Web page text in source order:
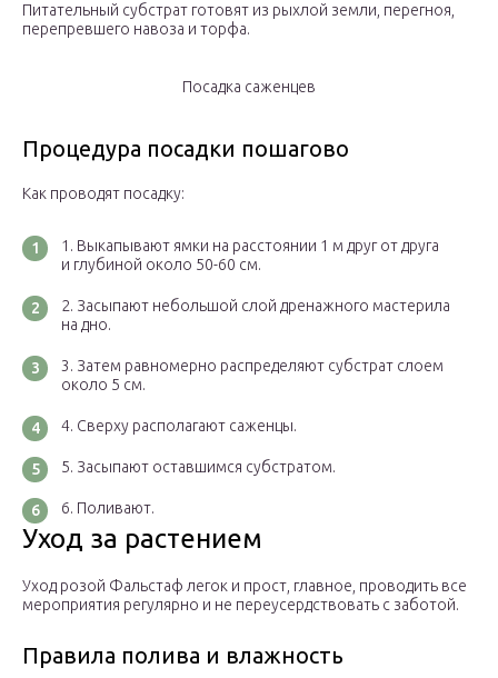
Питательный субстрат готовят из рыхлой земли, перегноя,
перепревшего навоза и торфа.
Посадка саженцев
Процедура посадки пошагово
Как проводят посадку:
Выкапывают ямки на расстоянии 1 м друг от друга
и глубиной около 50-60 см.
Засыпают небольшой слой дренажного мастерила
на дно.
Затем равномерно распределяют субстрат слоем
около 5 см.
Сверху располагают саженцы.
Засыпают оставшимся субстратом.
Поливают.
Уход за растением
Уход розой Фальстаф легок и прост, главное, проводить все
мероприятия регулярно и не переусердствовать с заботой.
Правила полива и влажность